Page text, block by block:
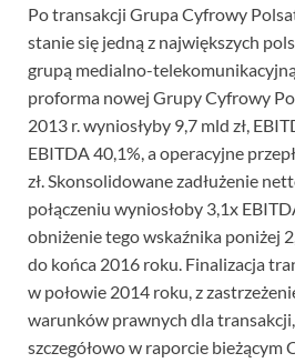
Po transakcji Grupa Cyfrowy
stanie się jedną z największych
grupą medialno-
proforma nowej Grupy Cyfrowy
2013 r. wyniosłyby 9,7 mld zł,
EBITDA 40,1%, a operacyjne
zł. Skonsolidowane zadłużenie
połączeniu wyniosłoby 3,1x
obniżenie tego wskaźnika poniżej
do końca 2016 roku. Finalizacja
w połowie 2014 roku, z
warunków prawnych dla
szczegółowo w raporcie bieżącym